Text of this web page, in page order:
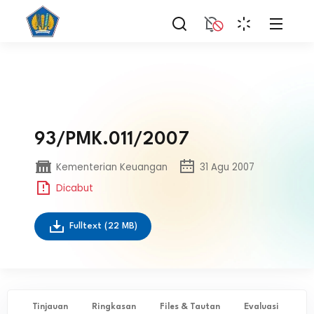
93/PMK.011/2007
Kementerian Keuangan
31 Agu 2007
Dicabut
Fulltext (22 MB)
Tinjauan Ringkasan Files & Tautan Evaluasi